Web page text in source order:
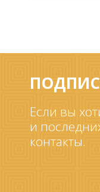
Если вы
и
контакты.